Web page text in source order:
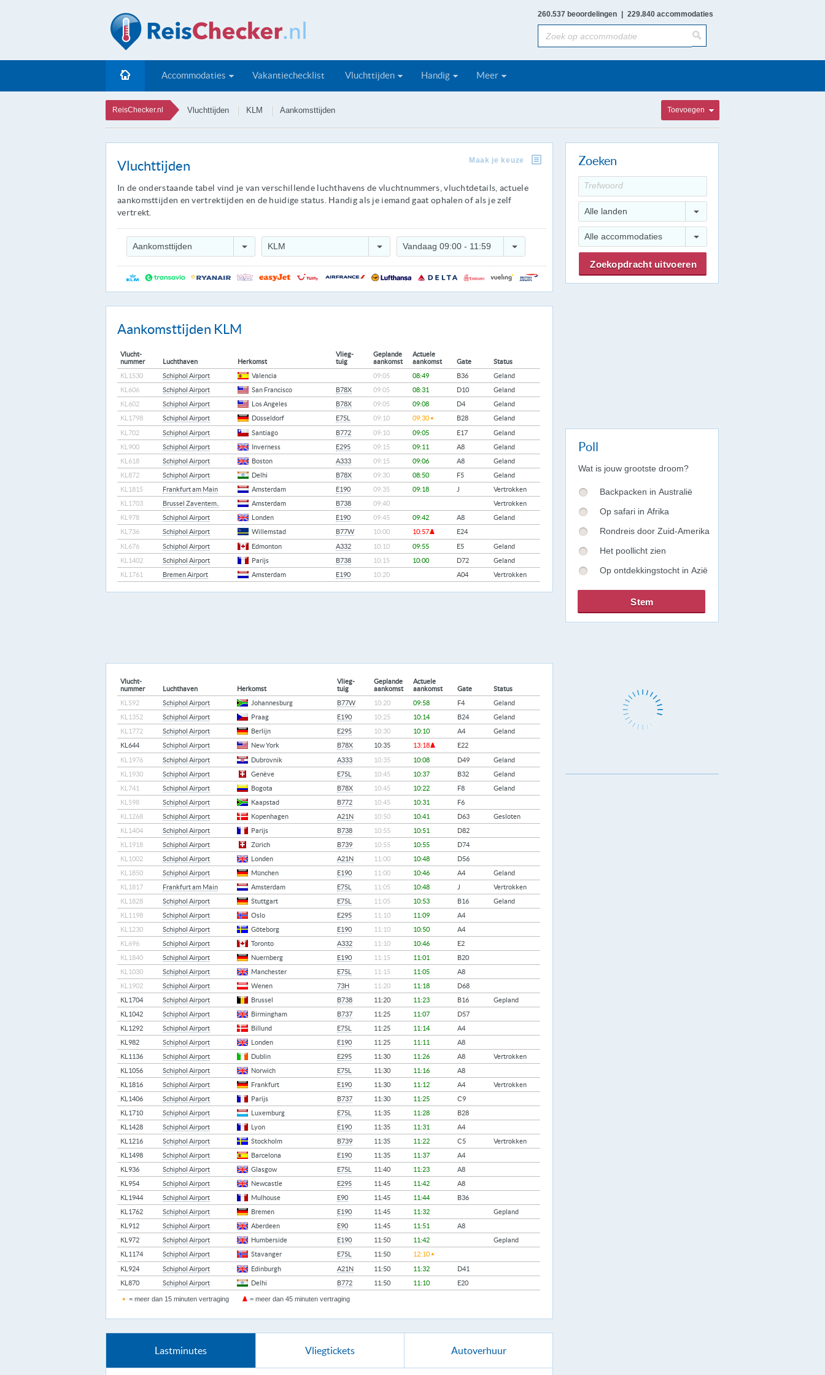
260.537 beoordelingen 229.840 accommodaties
Accommodaties Vakantiechecklist Vluchttijden Handig Meer
ReisChecker.nl Vluchttijden KLM Aankomsttijden Toevoegen
Vluchttijden Maak je keuze
In de onderstaande tabel vind je van verschillende luchthavens de vluchtnummers, vluchtdetails, actuele
aankomsttijden en vertrektijden en de huidige status. Handig als je iemand gaat ophalen of als je zelf
vertrekt.
Aankomsttijden KLM Vandaag 09:00 - 11:59
Aankomsttijden KLM
Vlucht-
nummer
Luchthaven Herkomst
Vlieg-
tuig
Geplande
aankomst
Actuele
aankomst
Gate
Status
KL1530
Schiphol Airport Valencia 09:05 08:49 B36
Geland
KL606
Schiphol Airport San Francisco B78X 09:05 08:31 D10
Geland
KL602
Schiphol Airport Los Angeles B78X 09:05 09:08 D4
Geland
KL1798
Schiphol Airport Düsseldorf E75L 09:10 09:30 B28
Geland
KL702
Schiphol Airport Santiago B772 09:10 09:05 E17
Geland
KL900
Schiphol Airport Inverness E295 09:15 09:11 A8
Geland
KL618
Schiphol Airport Boston A333 09:15 09:06 A8
Geland
KL872
Schiphol Airport Delhi B78X 09:30 08:50 F5
Geland
KL1815
Frankfurt am Main Amsterdam E190 09:35 09:18 J
Vertrokken
KL1703
Brussel Zaventem.. Amsterdam B738 09:40
Vertrokken
KL978
Schiphol Airport Londen E190 09:45 09:42 A8
Geland
KL736
Schiphol Airport Willemstad B77W 10:00 10:57
E24
KL676
Schiphol Airport Edmonton A332 10:10 09:55 E5
Geland
KL1402
Schiphol Airport Parijs B738 10:15 10:00 D72
Geland
KL1761
Bremen Airport Amsterdam E190 10:20 A04 Vertrokken
Vlucht-
nummer
Luchthaven Herkomst
Vlieg-
tuig
Geplande
aankomst
Actuele
aankomst
Gate
Status
KL592
Schiphol Airport Johannesburg B77W 10:20 09:58 F4
Geland
KL1352
Schiphol Airport Praag E190 10:25 10:14 B24
Geland
KL1772
Schiphol Airport Berlijn E295 10:30 10:10 A4
Geland
KL644
Schiphol Airport New York B78X 10:35 13:18
E22
KL1976
Schiphol Airport Dubrovnik A333 10:35 10:08 D49
Geland
KL1930
Schiphol Airport Genève E75L 10:45 10:37 B32
Geland
KL741
Schiphol Airport Bogota B78X 10:45 10:22 F8
Geland
KL598
Schiphol Airport Kaapstad B772 10:45 10:31
F6
KL1268
Schiphol Airport Kopenhagen A21N 10:50 10:41 D63
Gesloten
KL1404
Schiphol Airport Parijs B738 10:55 10:51
D82
KL1918
Schiphol Airport Zürich B739 10:55 10:55
D74
KL1002
Schiphol Airport Londen A21N 11:00 10:48
D56
KL1850
Schiphol Airport München E190 11:00 10:46 A4
Geland
KL1817
Frankfurt am Main Amsterdam E75L 11:05 10:48 J
Vertrokken
KL1828
Schiphol Airport Stuttgart E75L 11:05 10:53 B16
Geland
KL1198
Schiphol Airport Oslo E295 11:10 11:09
A4
KL1230
Schiphol Airport Göteborg E190 11:10 10:50
A4
KL696
Schiphol Airport Toronto A332 11:10 10:46
E2
KL1840
Schiphol Airport Nuernberg E190 11:15 11:01
B20
KL1030
Schiphol Airport Manchester E75L 11:15 11:05
A8
KL1902
Schiphol Airport Wenen 73H 11:20 11:18
D68
KL1704
Schiphol Airport Brussel B738 11:20 11:23 B16
Gepland
KL1042
Schiphol Airport Birmingham B737 11:25 11:07
D57
KL1292
Schiphol Airport Billund E75L 11:25 11:14
A4
KL982
Schiphol Airport Londen E190 11:25 11:11
A8
KL1136
Schiphol Airport Dublin E295 11:30 11:26 A8
Vertrokken
KL1056
Schiphol Airport Norwich E75L 11:30 11:16
A8
KL1816
Schiphol Airport Frankfurt E190 11:30 11:12 A4
Vertrokken
KL1406
Schiphol Airport Parijs B737 11:30 11:25
C9
KL1710
Schiphol Airport Luxemburg E75L 11:35 11:28
B28
KL1428
Schiphol Airport Lyon E190 11:35 11:31
A4
KL1216
Schiphol Airport Stockholm B739 11:35 11:22 C5
Vertrokken
KL1498
Schiphol Airport Barcelona E190 11:35 11:37
A4
KL936
Schiphol Airport Glasgow E75L 11:40 11:23
A8
KL954
Schiphol Airport Newcastle E295 11:45 11:42
A8
KL1944
Schiphol Airport Mulhouse E90 11:45 11:44
B36
KL1762
Schiphol Airport Bremen E190 11:45 11:32
Gepland
KL912
Schiphol Airport Aberdeen E90 11:45 11:51
A8
KL972
Schiphol Airport Humberside E190 11:50 11:42
Gepland
KL1174
Schiphol Airport Stavanger E75L 11:50
12:10
KL924
Schiphol Airport Edinburgh A21N 11:50 11:32
D41
KL870
Schiphol Airport Delhi B772 11:50 11:10 E20
= meer dan 15 minuten vertraging = meer dan 45 minuten vertraging
Lastminutes Vliegtickets Autoverhuur
Zoeken
Alle landen
Alle accommodaties
Poll
Wat is jouw grootste droom?
Backpacken in Australië
Op safari in Afrika
Rondreis door Zuid-Amerika
Het poollicht zien
Op ontdekkingstocht in Azië